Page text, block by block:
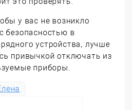
у вас не возникло
безопасностью в
устройства, лучше
привычкой отключать из
приборы.